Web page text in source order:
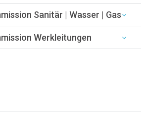
Sanitär | Wasser | Gas
Werkleitungen